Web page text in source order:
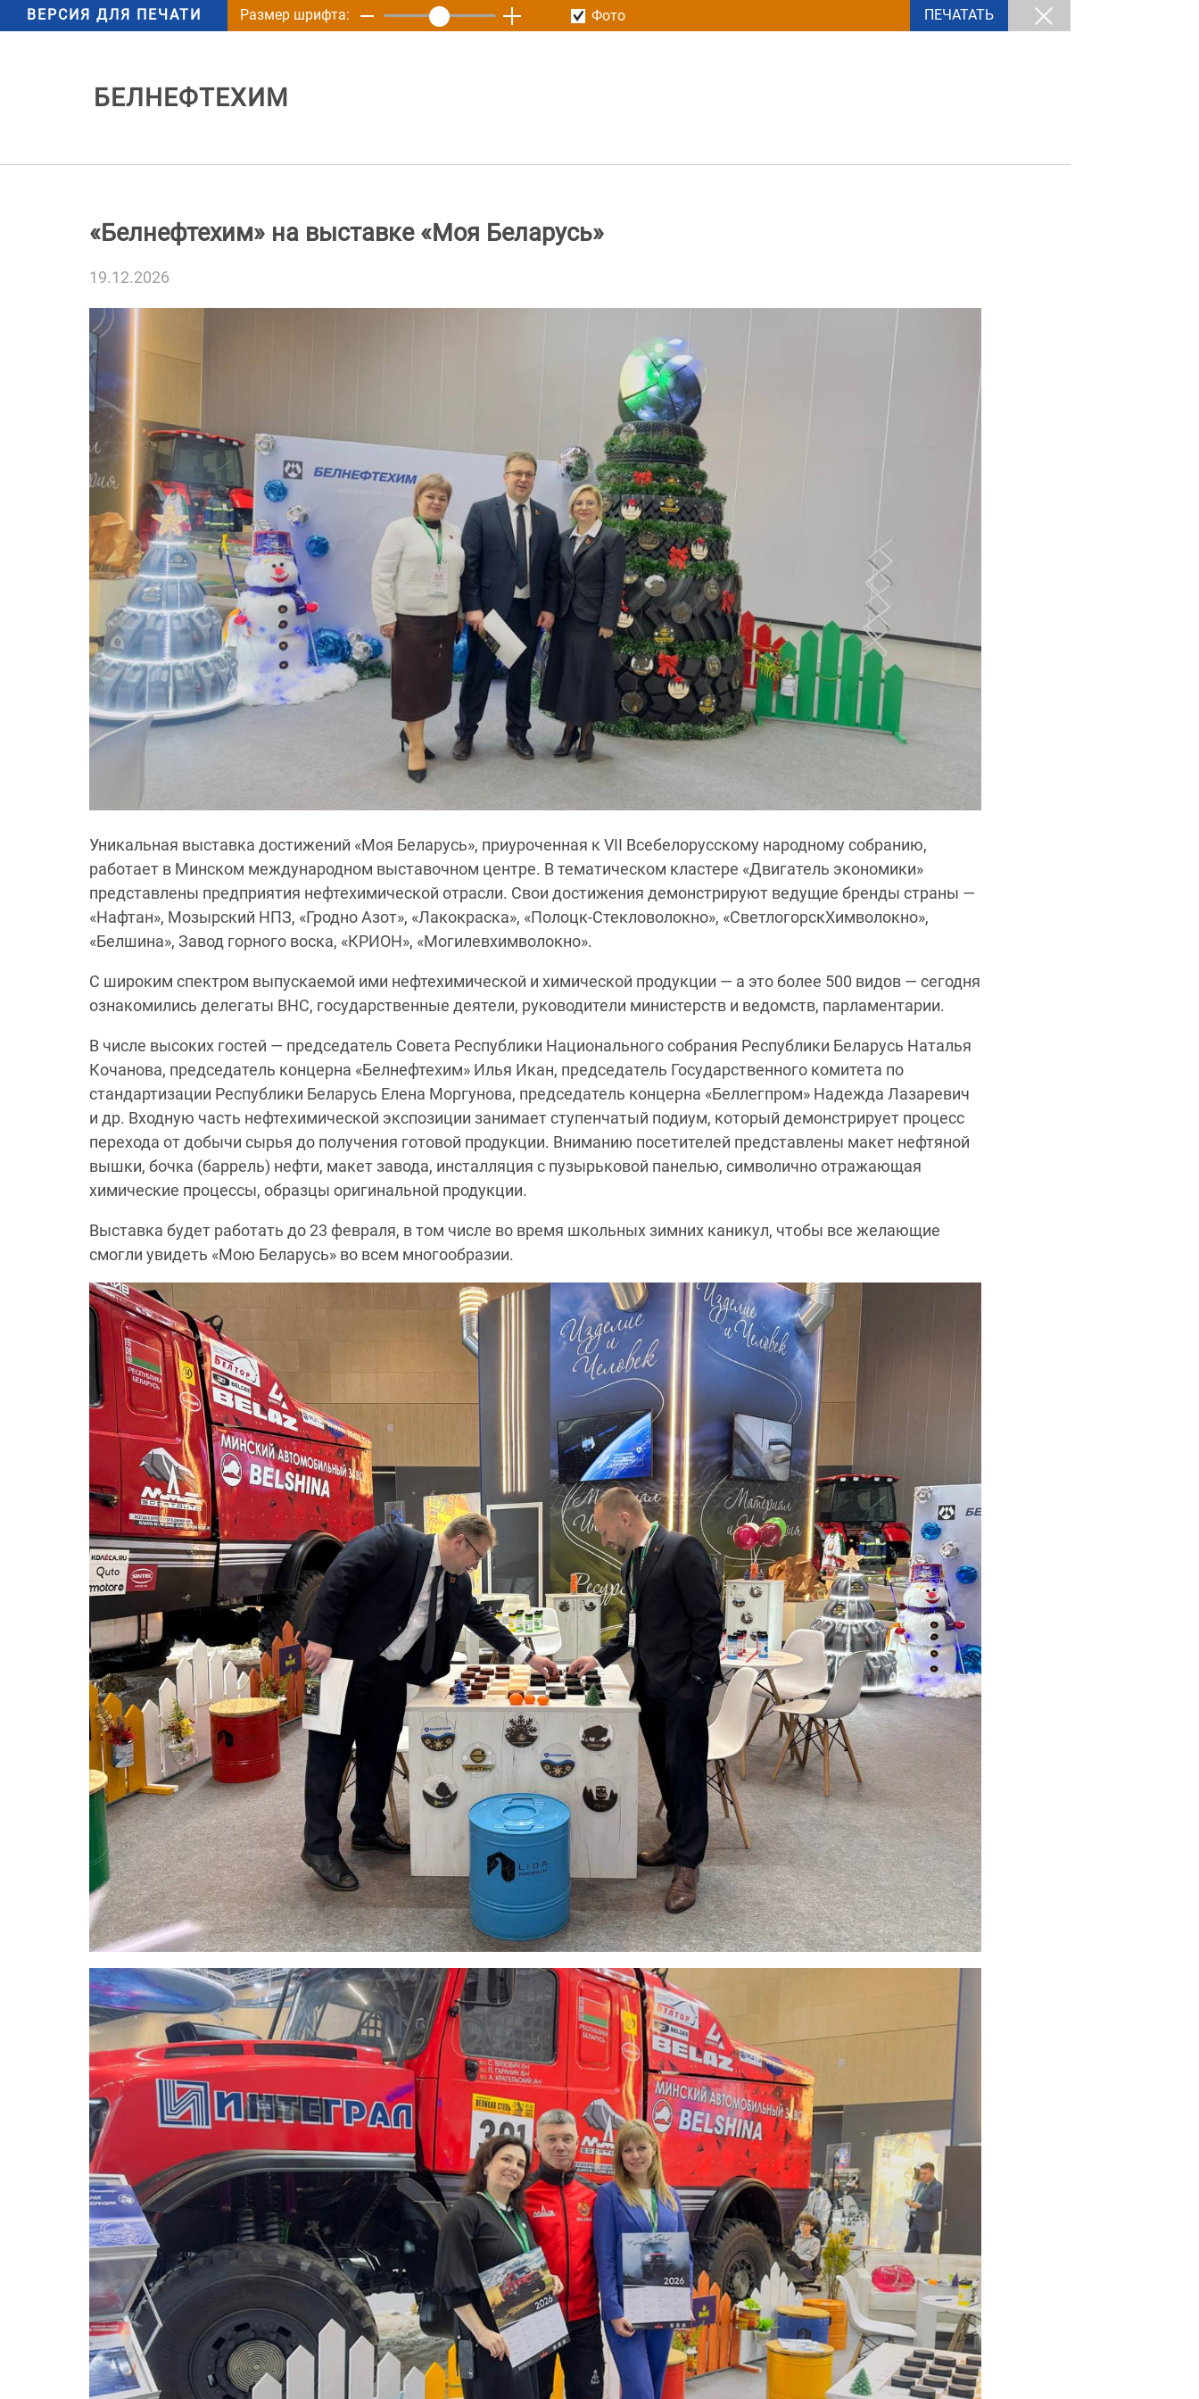
ВЕРСИЯ ДЛЯ ПЕЧАТИ Размер шрифта: Фото ПЕЧАТАТЬ
БЕЛНЕФТЕХИМ
«Белнефтехим» на выставке «Моя Беларусь»
19.12.2026
Уникальная выставка достижений «Моя Беларусь», приуроченная к VII Всебелорусскому народному собранию,
работает в Минском международном выставочном центре. В тематическом кластере «Двигатель экономики»
представлены предприятия нефтехимической отрасли. Свои достижения демонстрируют ведущие бренды страны —
«Нафтан», Мозырский НПЗ, «Гродно Азот», «Лакокраска», «Полоцк-Стекловолокно», «СветлогорскХимволокно»,
«Белшина», Завод горного воска, «КРИОН», «Могилевхимволокно».
С широким спектром выпускаемой ими нефтехимической и химической продукции — а это более 500 видов — сегодня
ознакомились делегаты ВНС, государственные деятели, руководители министерств и ведомств, парламентарии.
В числе высоких гостей — председатель Совета Республики Национального собрания Республики Беларусь Наталья
Кочанова, председатель концерна «Белнефтехим» Илья Икан, председатель Государственного комитета по
стандартизации Республики Беларусь Елена Моргунова, председатель концерна «Беллегпром» Надежда Лазаревич
и др. Входную часть нефтехимической экспозиции занимает ступенчатый подиум, который демонстрирует процесс
перехода от добычи сырья до получения готовой продукции. Вниманию посетителей представлены макет нефтяной
вышки, бочка (баррель) нефти, макет завода, инсталляция с пузырьковой панелью, символично отражающая
химические процессы, образцы оригинальной продукции.
Выставка будет работать до 23 февраля, в том числе во время школьных зимних каникул, чтобы все желающие
смогли увидеть «Мою Беларусь» во всем многообразии.